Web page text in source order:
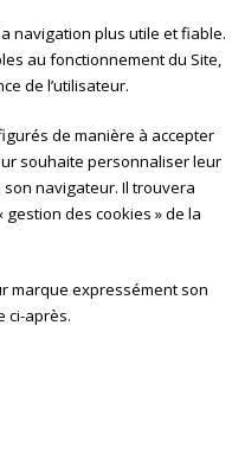
navigation plus utile et fiable.
au fonctionnement du Site,
de l’utilisateur.
de manière à accepter
souhaite personnaliser leur
navigateur. Il trouvera
des cookies » de la
marque expressément son
ci-après.